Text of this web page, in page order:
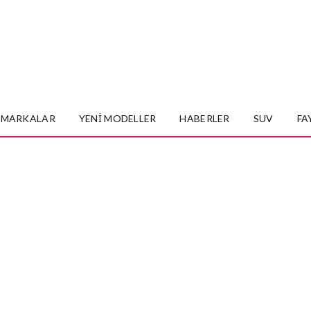
MARKALAR YENI MODELLER HABERLER SUV